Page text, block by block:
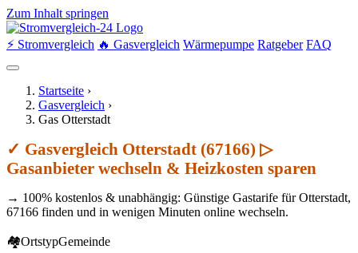
Zum Inhalt springen
⚡ Stromvergleich 🔥 Gasvergleich Wärmepumpe Ratgeber FAQ
Startseite ›
Gasvergleich ›
Gas Otterstadt
✓ Gasvergleich Otterstadt (67166) ▷
Gasanbieter wechseln & Heizkosten sparen
→ 100% kostenlos & unabhängig: Günstige Gastarife für Otterstadt,
67166 finden und in wenigen Minuten online wechseln.
🏘OrtstypGemeinde